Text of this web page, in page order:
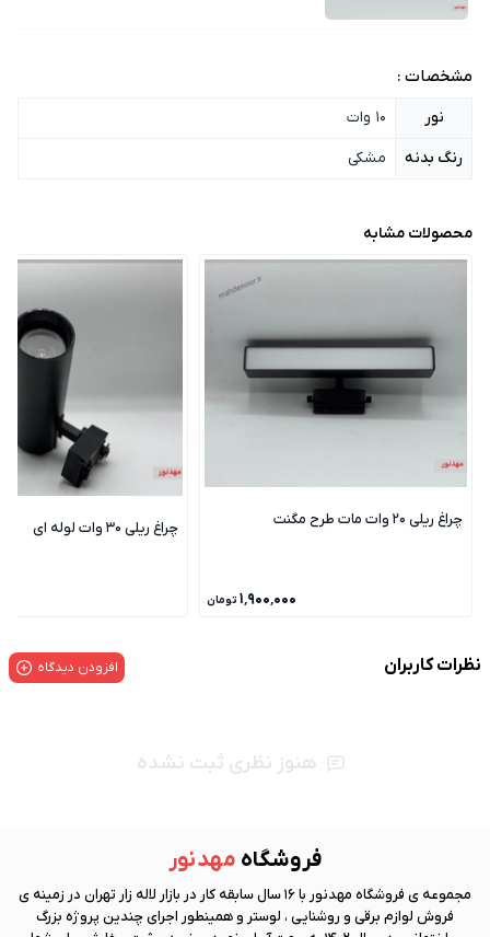
مشخصات :
نور
10 وات
رنگ بدنه
مشکی
محصولات مشابه
چراغ ریلی 20 وات مات طرح مگنت
۱٬۹۰۰٬۰۰۰ تومان
چراغ ریلی 30 وات لوله ای
نظرات کاربران افزودن دیدگاه
هنوز نظری ثبت نشده
فروشگاه مهد نور
مجموعه ی فروشگاه مهد نور
با 16 سال سابقه کار در بازار لاله زار تهران در زمینه ی
فروش لوازم برقی و روشنایی ، لوستر و همینطور اجرای چندین پروژه بزرگ